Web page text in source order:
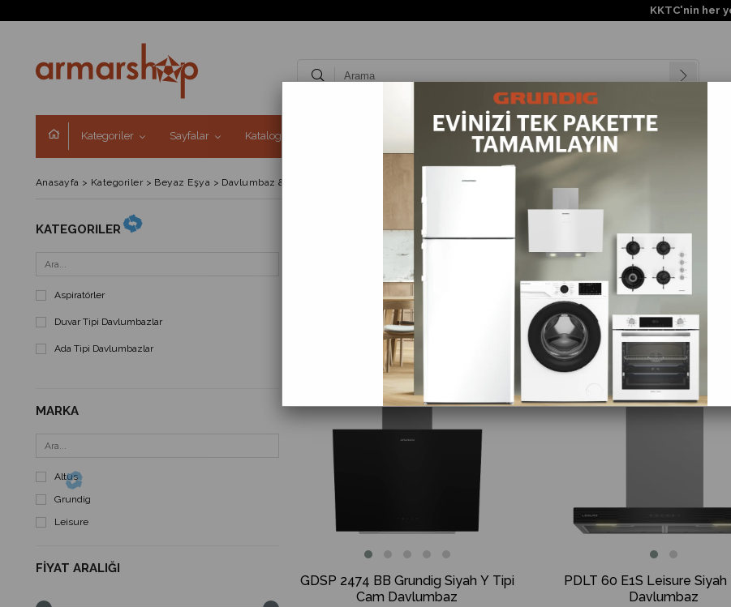
Kategoriler Sayfalar Kataloglar Teknolojiler Müşteri Hizmetleri
Anasayfa > Kategoriler> Beyaz Eşya > Davlumbaz & Aspiratörler
KATEGORILER
Aspiratörler
Duvar Tipi Davlumbazlar
Ada Tipi Davlumbazlar
MARKA
Altus
Grundig
Leisure
FIYAT ARALIĞI
ÜRÜN ADINA GÖRE (A>Z)
GDSP 2474 BB Grundig Siyah Y Tipi
Cam Davlumbaz
PDLT 60 E1S Leisure Siyah
Davlumbaz
KKTC'nin her yerine